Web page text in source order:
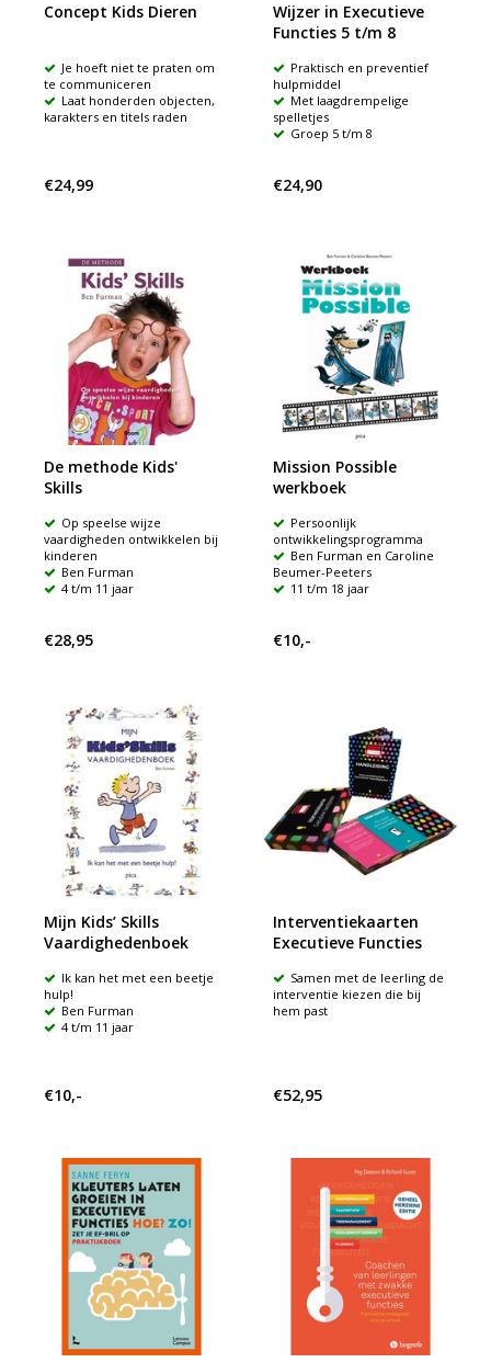
Concept Kids Dieren
Je hoeft niet te praten om
te communiceren
Laat honderden objecten,
karakters en titels raden
€24,99
Wijzer in Executieve
Functies 5 t/m 8
Praktisch en preventief
hulpmiddel
Met laagdrempelige
spelletjes
Groep 5 t/m 8
€24,90
De methode Kids'
Skills
Op speelse wijze
vaardigheden ontwikkelen bij
kinderen
Ben Furman
4 t/m 11 jaar
€28,95
Mission Possible
werkboek
Persoonlijk
ontwikkelingsprogramma
Ben Furman en Caroline
Beumer-Peeters
11 t/m 18 jaar
€10,-
Mijn Kids’ Skills
Vaardighedenboek
Ik kan het met een beetje
hulp!
Ben Furman
4 t/m 11 jaar
€10,-
Interventiekaarten
Executieve Functies
Samen met de leerling de
interventie kiezen die bij
hem past
€52,95